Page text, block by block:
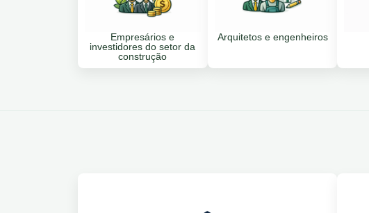
Empresários e
investidores do setor da
construção
Arquitetos e engenheiros